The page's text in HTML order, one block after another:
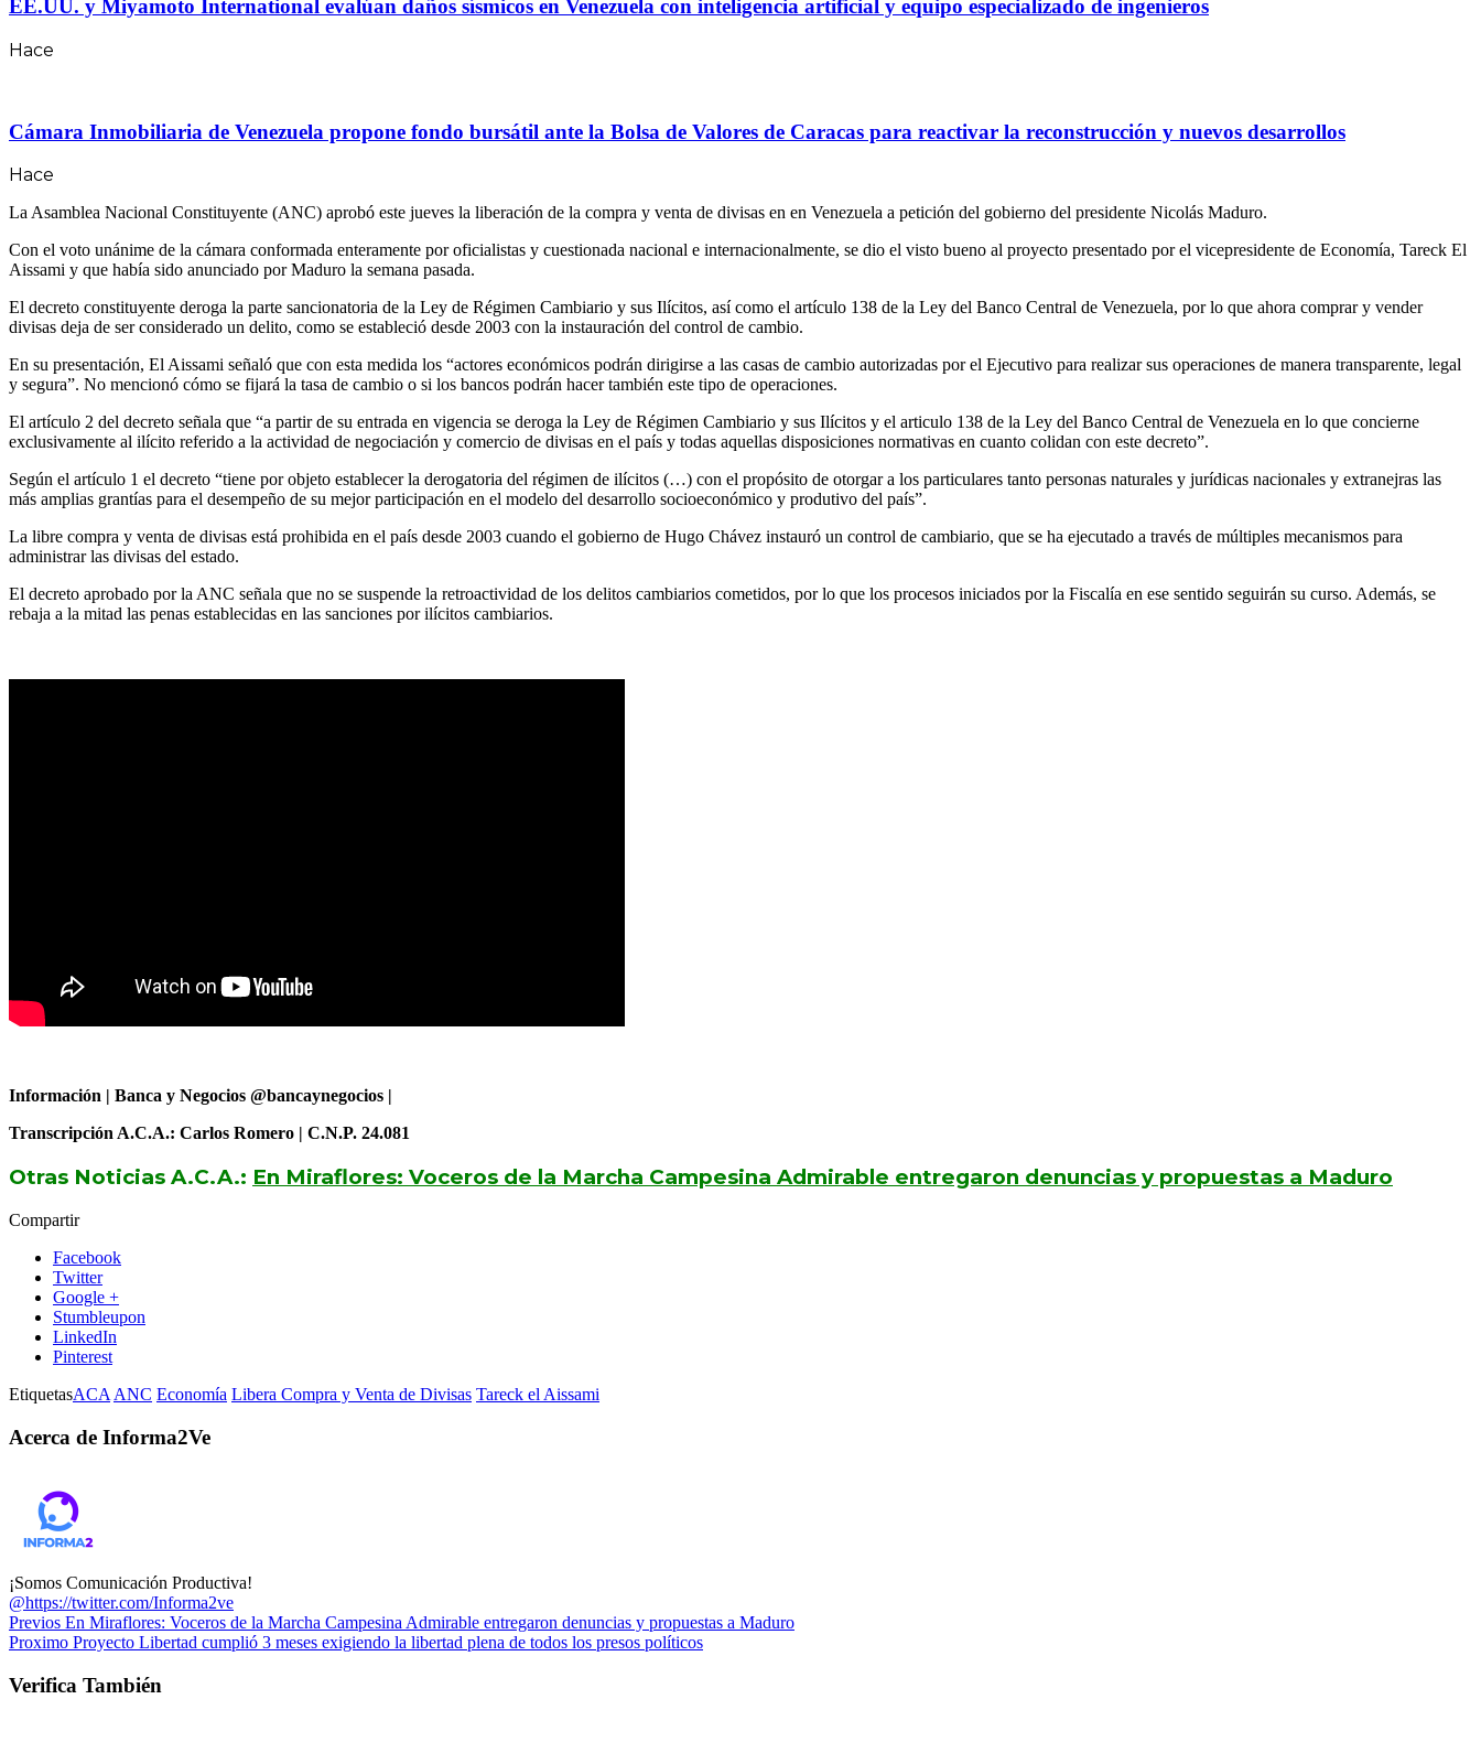
EE.UU. y Miyamoto International evalúan daños sísmicos en Venezuela con inteligencia artificial y equipo especializado de ingenieros
Hace
Cámara Inmobiliaria de Venezuela propone fondo bursátil ante la Bolsa de Valores de Caracas para reactivar la reconstrucción y nuevos desarrollos
Hace
La Asamblea Nacional Constituyente (ANC) aprobó este jueves la liberación de la compra y venta de divisas en en Venezuela a petición del gobierno del presidente Nicolás Maduro.
Con el voto unánime de la cámara conformada enteramente por oficialistas y cuestionada nacional e internacionalmente, se dio el visto bueno al proyecto presentado por el vicepresidente de Economía, Tareck El
Aissami y que había sido anunciado por Maduro la semana pasada.
El decreto constituyente deroga la parte sancionatoria de la Ley de Régimen Cambiario y sus Ilícitos, así como el artículo 138 de la Ley del Banco Central de Venezuela, por lo que ahora comprar y vender
divisas deja de ser considerado un delito, como se estableció desde 2003 con la instauración del control de cambio.
En su presentación, El Aissami señaló que con esta medida los “actores económicos podrán dirigirse a las casas de cambio autorizadas por el Ejecutivo para realizar sus operaciones de manera transparente, legal
y segura”. No mencionó cómo se fijará la tasa de cambio o si los bancos podrán hacer también este tipo de operaciones.
El artículo 2 del decreto señala que “a partir de su entrada en vigencia se deroga la Ley de Régimen Cambiario y sus Ilícitos y el articulo 138 de la Ley del Banco Central de Venezuela en lo que concierne
exclusivamente al ilícito referido a la actividad de negociación y comercio de divisas en el país y todas aquellas disposiciones normativas en cuanto colidan con este decreto”.
Según el artículo 1 el decreto “tiene por objeto establecer la derogatoria del régimen de ilícitos (…) con el propósito de otorgar a los particulares tanto personas naturales y jurídicas nacionales y extranejras las
más amplias grantías para el desempeño de su mejor participación en el modelo del desarrollo socioeconómico y produtivo del país”.
La libre compra y venta de divisas está prohibida en el país desde 2003 cuando el gobierno de Hugo Chávez instauró un control de cambiario, que se ha ejecutado a través de múltiples mecanismos para
administrar las divisas del estado.
El decreto aprobado por la ANC señala que no se suspende la retroactividad de los delitos cambiarios cometidos, por lo que los procesos iniciados por la Fiscalía en ese sentido seguirán su curso. Además, se
rebaja a la mitad las penas establecidas en las sanciones por ilícitos cambiarios.
Información | Banca y Negocios @bancaynegocios |
Transcripción A.C.A.: Carlos Romero | C.N.P. 24.081
Otras Noticias A.C.A.: En Miraflores: Voceros de la Marcha Campesina Admirable entregaron denuncias y propuestas a Maduro
Compartir
Facebook
Twitter
Google +
Stumbleupon
LinkedIn
Pinterest
EtiquetasACA ANC Economía Libera Compra y Venta de Divisas Tareck el Aissami
Acerca de Informa2Ve
¡Somos Comunicación Productiva!
@https://twitter.com/Informa2ve
Previos En Miraflores: Voceros de la Marcha Campesina Admirable entregaron denuncias y propuestas a Maduro
Proximo Proyecto Libertad cumplió 3 meses exigiendo la libertad plena de todos los presos políticos
Verifica También